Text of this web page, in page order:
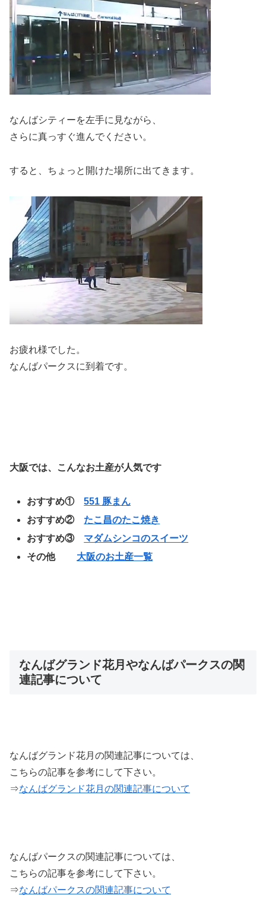
なんばシティーを左手に見ながら、
さらに真っすぐ進んでください。
すると、ちょっと開けた場所に出てきます。
お疲れ様でした。
なんばパークスに到着です。
大阪では、こんなお土産が人気です
おすすめ①551 豚まん
おすすめ② たこ昌のたこ焼き
おすすめ③ マダムシンコのスイーツ
その他 大阪のお土産一覧
なんばグランド花月やなんばパークスの関
連記事について
なんばグランド花月の関連記事については、
こちらの記事を参考にして下さい。
⇒なんばグランド花月の関連記事について
なんばパークスの関連記事については、
こちらの記事を参考にして下さい。
⇒なんばパークスの関連記事について